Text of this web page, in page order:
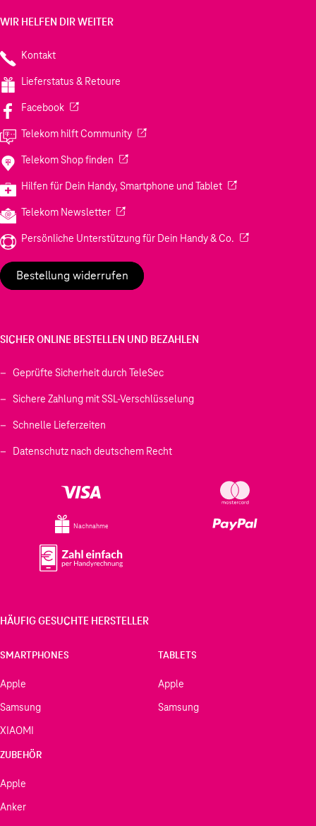
WIR HELFEN DIR WEITER
Kontakt
Lieferstatus & Retoure
Facebook(Wird in einem neuen Tab geöffnet)
Telekom hilft Community(Wird in einem neuen Tab geöffnet)
Telekom Shop finden (Wird in einem neuen Tab geöffnet)
Hilfen für Dein Handy, Smartphone und Tablet(Wird in einem
Telekom Newsletter(Wird in einem neuen Tab geöffnet)
Persönliche Unterstützung für Dein Handy & Co. (Wird in einem
Bestellung widerrufen
SICHER ONLINE BESTELLEN UND BEZAHLEN
Geprüfte Sicherheit durch TeleSec
Sichere Zahlung mit SSL-Verschlüsselung
Schnelle Lieferzeiten
Datenschutz nach deutschem Recht
Nachnahme
HÄUFIG GESUCHTE HERSTELLER
SMARTPHONES
Apple
Samsung
XIAOMI
TABLETS
Apple
Samsung
ZUBEHÖR
Apple
Anker